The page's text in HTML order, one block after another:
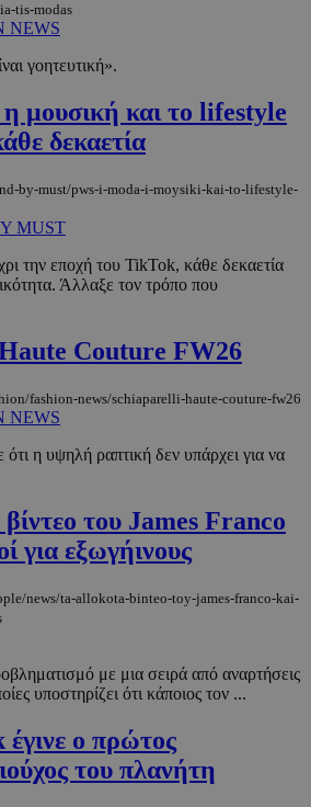
tis-modas
NEWS
γοητευτική».
μουσική και το lifestyle
δεκαετία
by-must/pws-i-moda-i-moysiki-kai-to-lifestyle-
MUST
την εποχή του TikTok, κάθε δεκαετία
Άλλαξε τον τρόπο που
Couture FW26
fashion-news/schiaparelli-haute-couture-fw26
NEWS
η υψηλή ραπτική δεν υπάρχει για να
του James Franco
για εξωγήινους
news/ta-allokota-binteo-toy-james-franco-kai-
με μια σειρά από αναρτήσεις
υποστηρίζει ότι κάποιος τον ...
ο πρώτος
του πλανήτη